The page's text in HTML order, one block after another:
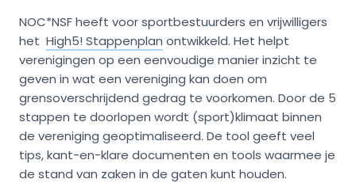
NOC*NSF heeft voor sportbestuurders en vrijwilligers
het High5! Stappenplan ontwikkeld. Het helpt
verenigingen op een eenvoudige manier inzicht te
geven in wat een vereniging kan doen om
grensoverschrijdend gedrag te voorkomen. Door de 5
stappen te doorlopen wordt (sport)klimaat binnen
de vereniging geoptimaliseerd. De tool geeft veel
tips, kant-en-klare documenten en tools waarmee je
de stand van zaken in de gaten kunt houden.